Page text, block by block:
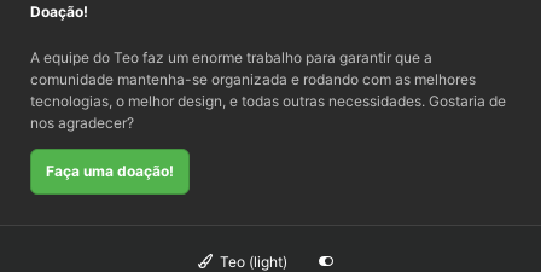
Doação!
A equipe do Teo faz um enorme trabalho para garantir que a
comunidade mantenha-se organizada e rodando com as melhores
tecnologias, o melhor design, e todas outras necessidades. Gostaria de
nos agradecer?
Faça uma doação!
Teo (light)